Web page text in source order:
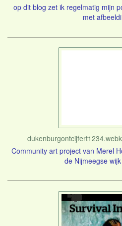
op dit blog zet ik regelmatig mijn
met
Community art project van Merel
de Nijmeegse